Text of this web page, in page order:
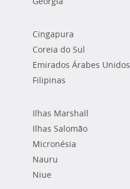
Cingapura
Coreia do Sul
Emirados Árabes Unidos
Filipinas
Ilhas Marshall
Ilhas Salomão
Micronésia
Nauru
Niue